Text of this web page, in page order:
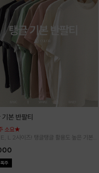
기본 반팔티
소요★
L 2사이즈! 탱글탱글 활용도 높은 기본